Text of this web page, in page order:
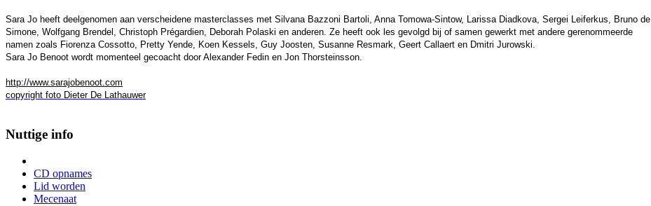
Sara Jo heeft deelgenomen aan verscheidene masterclasses met Silvana Bazzoni Bartoli, Anna Tomowa-Sintow, Larissa Diadkova, Sergei Leiferkus, Bruno de
Simone, Wolfgang Brendel, Christoph Prégardien, Deborah Polaski en anderen. Ze heeft ook les gevolgd bij of samen gewerkt met andere gerenommeerde
namen zoals Fiorenza Cossotto, Pretty Yende, Koen Kessels, Guy Joosten, Susanne Resmark, Geert Callaert en Dmitri Jurowski.
Sara Jo Benoot wordt momenteel gecoacht door Alexander Fedin en Jon Thorsteinsson.
http://www.sarajobenoot.com
copyright foto Dieter De Lathauwer
Nuttige info
CD opnames
Lid worden
Mecenaat